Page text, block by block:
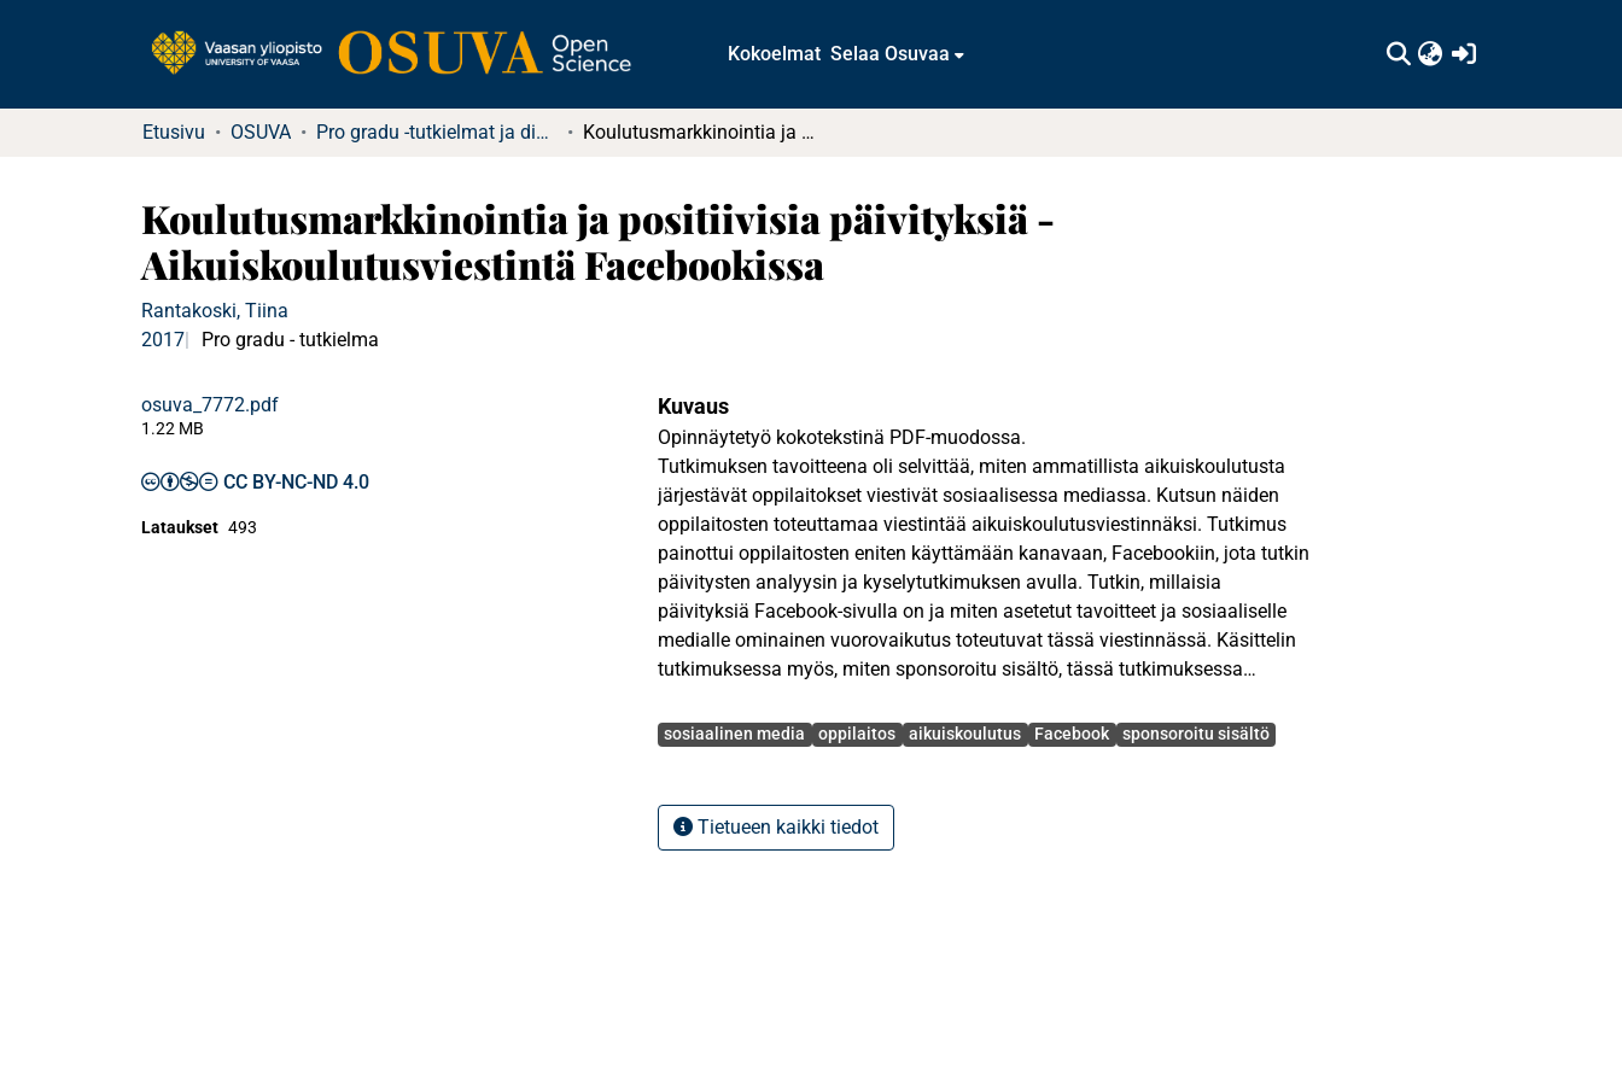
Kokoelmat Selaa Osuvaa
Etusivu OSUVA Pro gradu -tutkielmat ja diplomityöt Koulutusmarkkinointia ja positiivisia päivityksiä - Aikuiskoulutusviestintä Facebookissa
Koulutusmarkkinointia ja positiivisia päivityksiä -
Aikuiskoulutusviestintä Facebookissa
Rantakoski, Tiina
2017
Pro gradu - tutkielma
osuva_7772.pdf
1.22 MB
CC BY-NC-ND 4.0
Lataukset 493
Kuvaus
Opinnäytetyö kokotekstinä PDF-muodossa.
Tutkimuksen tavoitteena oli selvittää, miten ammatillista aikuiskoulutusta
järjestävät oppilaitokset viestivät sosiaalisessa mediassa. Kutsun näiden
oppilaitosten toteuttamaa viestintää aikuiskoulutusviestinnäksi. Tutkimus
painottui oppilaitosten eniten käyttämään kanavaan, Facebookiin, jota tutkin
päivitysten analyysin ja kyselytutkimuksen avulla. Tutkin, millaisia
päivityksiä Facebook-sivulla on ja miten asetetut tavoitteet ja sosiaaliselle
medialle ominainen vuorovaikutus toteutuvat tässä viestinnässä. Käsittelin
tutkimuksessa myös, miten sponsoroitu sisältö, tässä tutkimuksessa
yhteensä 283 kappaletta. Kyselytutkimuksen lähetin 65 ammatillista
aikuiskoulutusta järjestävälle oppilaitoksille, vastaukset sain 39
Avainsanat
sosiaalinen media oppilaitos aikuiskoulutus Facebook sponsoroitu sisältö
Tietueen kaikki tiedot